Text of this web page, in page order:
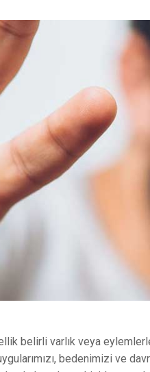
belirli varlık veya
bedenimizi ve